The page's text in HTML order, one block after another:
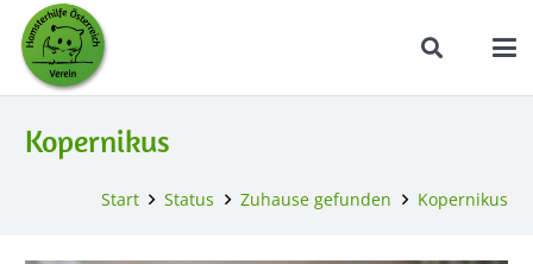
Kopernikus
Start Status Zuhause gefunden Kopernikus